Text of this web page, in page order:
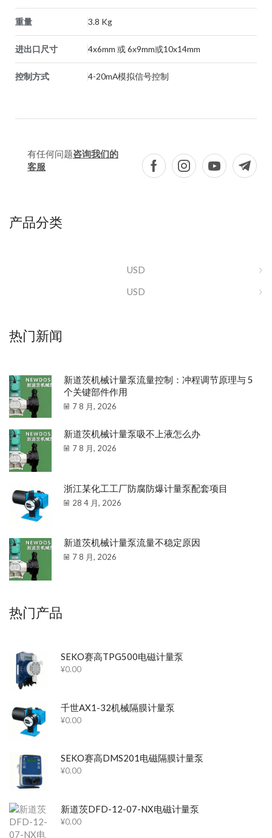
重量 3.8 Kg
进出口尺寸 4x6mm 或 6x9mm或10x14mm
控制方式 4-20mA模拟信号控制
有任何问题咨询我们的
客服
产品分类
USD
USD
热门新闻
新道茨机械计量泵流量控制：冲程调节原理与 5
个关键部件作用
7 8 月, 2026
新道茨机械计量泵吸不上液怎么办
7 8 月, 2026
浙江某化工工厂防腐防爆计量泵配套项目
28 4 月, 2026
新道茨机械计量泵流量不稳定原因
7 8 月, 2026
热门产品
SEKO赛高TPG500电磁计量泵
¥0.00
千世AX1-32机械隔膜计量泵
¥0.00
SEKO赛高DMS201电磁隔膜计量泵
¥0.00
新道茨DFD-12-07-NX电磁计量泵
¥0.00